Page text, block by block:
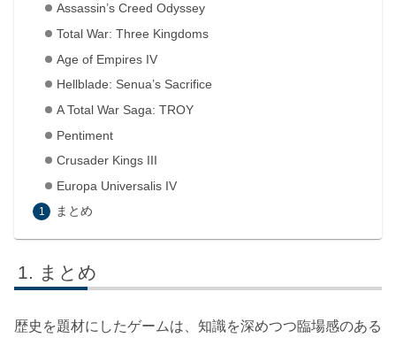
Assassin’s Creed Odyssey
Total War: Three Kingdoms
Age of Empires IV
Hellblade: Senua’s Sacrifice
A Total War Saga: TROY
Pentiment
Crusader Kings III
Europa Universalis IV
まとめ
まとめ
歴史を題材にしたゲームは、知識を深めつつ臨場感のある